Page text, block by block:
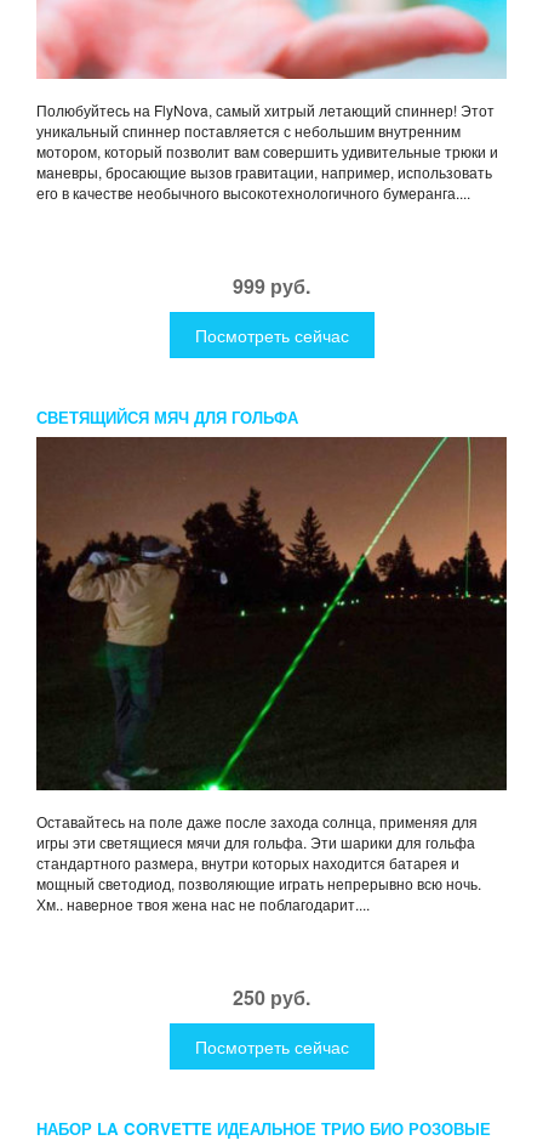
Полюбуйтесь на FlyNova, самый хитрый летающий спиннер! Этот
уникальный спиннер поставляется с небольшим внутренним
мотором, который позволит вам совершить удивительные трюки и
маневры, бросающие вызов гравитации, например, использовать
его в качестве необычного высокотехнологичного бумеранга....
999 руб.
Посмотреть сейчас
СВЕТЯЩИЙСЯ МЯЧ ДЛЯ ГОЛЬФА
Оставайтесь на поле даже после захода солнца, применяя для
игры эти светящиеся мячи для гольфа. Эти шарики для гольфа
стандартного размера, внутри которых находится батарея и
мощный светодиод, позволяющие играть непрерывно всю ночь.
Хм.. наверное твоя жена нас не поблагодарит....
250 руб.
Посмотреть сейчас
НАБОР LA CORVETTE ИДЕАЛЬНОЕ ТРИО БИО РОЗОВЫЕ